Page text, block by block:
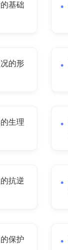
基础
的形
生理
抗逆
保护